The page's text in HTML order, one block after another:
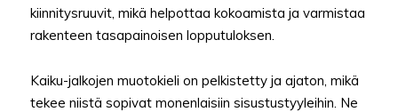
kiinnitysruuvit, mikä helpottaa kokoamista ja varmistaa
rakenteen tasapainoisen lopputuloksen.
Kaiku-jalkojen muotokieli on pelkistetty ja ajaton, mikä
tekee niistä sopivat monenlaisiin sisustustyyleihin. Ne